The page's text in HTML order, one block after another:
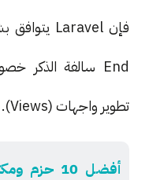
تطوير واجهات (Views).